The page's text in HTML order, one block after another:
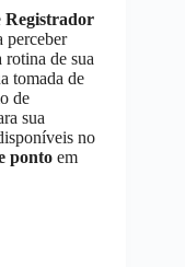
Registrador
perceber
rotina de sua
tomada de
de
sua
no
ponto em